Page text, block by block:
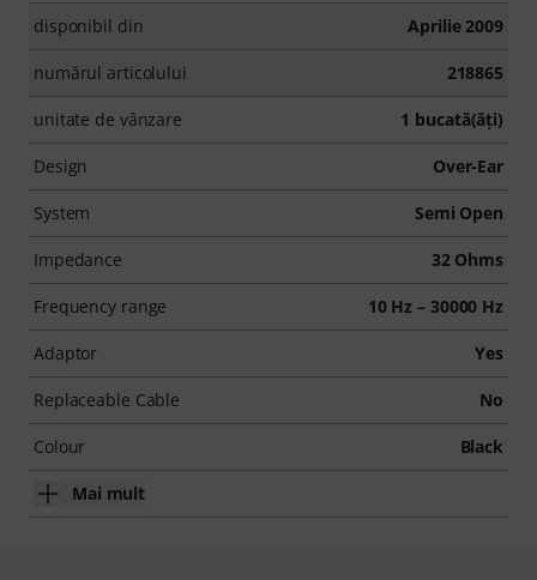
disponibil din Aprilie 2009
numărul articolului 218865
unitate de vânzare 1 bucată(ăţi)
Design Over-Ear
System Semi Open
Impedance 32 Ohms
Frequency range 10 Hz – 30000 Hz
Adaptor Yes
Replaceable Cable No
Colour Black
Mai mult